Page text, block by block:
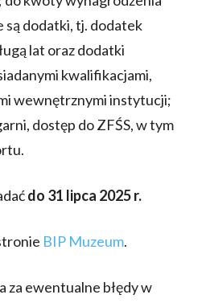
są dodatki, tj. dodatek
lat oraz dodatki
kwalifikacjami,
wewnętrznymi instytucji;
dostęp do ZFŚS, w tym
do 31 lipca 2025 r.
BIP Muzeum.
za ewentualne błędy w